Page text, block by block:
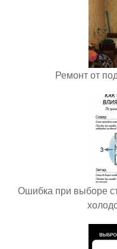
Ремонт от
Ошибка при выборе